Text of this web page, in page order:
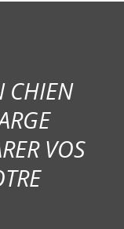
CHIEN
VOS